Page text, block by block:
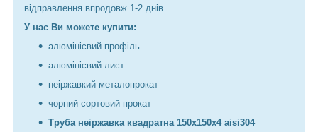
відправлення впродовж 1-2 днів.
У нас Ви можете купити:
алюмінієвий профіль
алюмінієвий лист
неіржавкий металопрокат
чорний сортовий прокат
Труба неіржавка квадратна 150х150х4 aisi304